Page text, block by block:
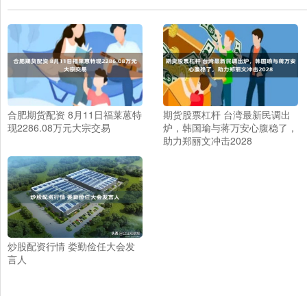
合肥期货配资 8月11日福莱蒽特
现2286.08万元大宗交易
期货股票杠杆 台湾最新民调出
炉，韩国瑜与蒋万安心腹稳了，
助力郑丽文冲击2028
炒股配资行情 娄勤俭任大会发
言人